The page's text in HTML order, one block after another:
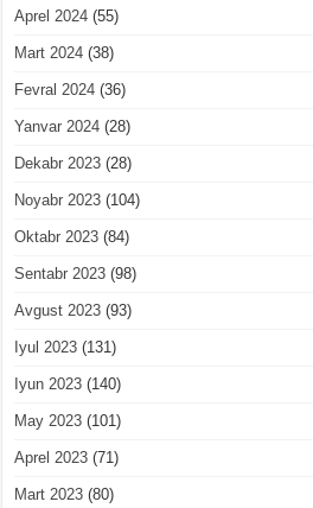
Aprel 2024 (55)
Mart 2024 (38)
Fevral 2024 (36)
Yanvar 2024 (28)
Dekabr 2023 (28)
Noyabr 2023 (104)
Oktabr 2023 (84)
Sentabr 2023 (98)
Avgust 2023 (93)
Iyul 2023 (131)
Iyun 2023 (140)
May 2023 (101)
Aprel 2023 (71)
Mart 2023 (80)